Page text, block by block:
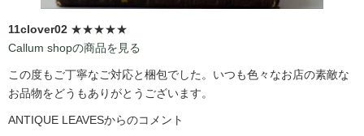
11clover02 ★★★★★
Callum shopの商品を見る
この度もご丁寧なご対応と梱包でした。いつも色々なお店の素敵な
お品物をどうもありがとうございます。
ANTIQUE LEAVESからのコメント